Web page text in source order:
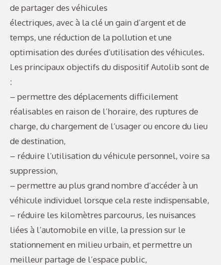
de partager des véhicules
électriques, avec à la clé un gain d’argent et de
temps, une réduction de la pollution et une
optimisation des durées d’utilisation des véhicules.
Les principaux objectifs du dispositif Autolib sont de
:
– permettre des déplacements difficilement
réalisables en raison de l’horaire, des ruptures de
charge, du chargement de l’usager ou encore du lieu
de destination,
– réduire l’utilisation du véhicule personnel, voire sa
suppression,
– permettre au plus grand nombre d’accéder à un
véhicule individuel lorsque cela reste indispensable,
– réduire les kilomètres parcourus, les nuisances
liées à l’automobile en ville, la pression sur le
stationnement en milieu urbain, et permettre un
meilleur partage de l’espace public,